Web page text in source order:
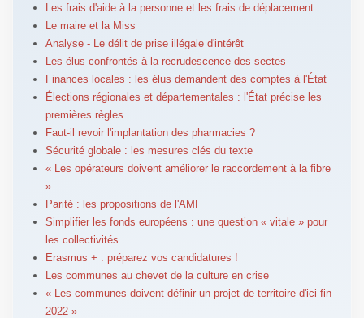
Les frais d'aide à la personne et les frais de déplacement
Le maire et la Miss
Analyse - Le délit de prise illégale d'intérêt
Les élus confrontés à la recrudescence des sectes
Finances locales : les élus demandent des comptes à l'État
Élections régionales et départementales : l'État précise les
premières règles
Faut-il revoir l'implantation des pharmacies ?
Sécurité globale : les mesures clés du texte
« Les opérateurs doivent améliorer le raccordement à la fibre
»
Parité : les propositions de l'AMF
Simplifier les fonds européens : une question « vitale » pour
les collectivités
Erasmus + : préparez vos candidatures !
Les communes au chevet de la culture en crise
« Les communes doivent définir un projet de territoire d'ici fin
2022 »